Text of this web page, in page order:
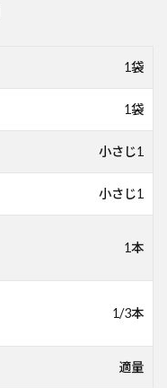
1袋
1袋
小さじ1
小さじ1
1本
1/3本
適量